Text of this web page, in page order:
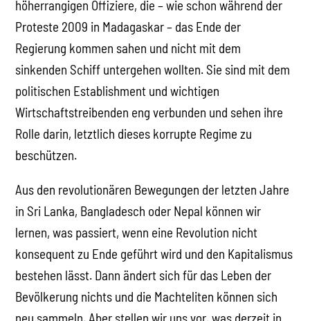
höherrangigen Offiziere, die – wie schon während der
Proteste 2009 in Madagaskar – das Ende der
Regierung kommen sahen und nicht mit dem
sinkenden Schiff untergehen wollten. Sie sind mit dem
politischen Establishment und wichtigen
Wirtschaftstreibenden eng verbunden und sehen ihre
Rolle darin, letztlich dieses korrupte Regime zu
beschützen.
Aus den revolutionären Bewegungen der letzten Jahre
in Sri Lanka, Bangladesch oder Nepal können wir
lernen, was passiert, wenn eine Revolution nicht
konsequent zu Ende geführt wird und den Kapitalismus
bestehen lässt. Dann ändert sich für das Leben der
Bevölkerung nichts und die Machteliten können sich